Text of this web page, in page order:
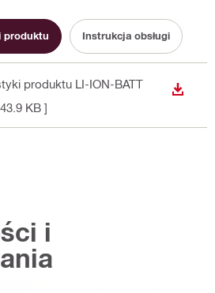
produktu Instrukcja obsługi
produktu LI-ION-BATT
KB ]
i